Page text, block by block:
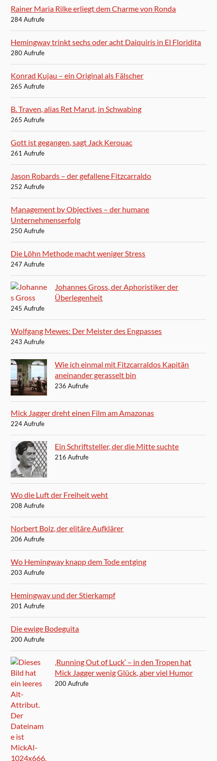
Rainer Maria Rilke erliegt dem Charme von Ronda
284 Aufrufe
Hemingway trinkt sechs oder acht Daiquirís in El Floridita
280 Aufrufe
Konrad Kujau – ein Original als Fälscher
265 Aufrufe
B. Traven, alias Ret Marut, in Schwabing
265 Aufrufe
Gott ist gegangen, sagt Jack Kerouac
261 Aufrufe
Jason Robards – der gefallene Fitzcarraldo
252 Aufrufe
Management by Objectives – der humane
Unternehmenserfolg
250 Aufrufe
Die Löhn Methode macht weniger Stress
247 Aufrufe
Johannes Gross, der Aphoristiker der
Überlegenheit
245 Aufrufe
Wolfgang Mewes: Der Meister des Engpasses
243 Aufrufe
Wie ich einmal mit Fitzcarraldos Kapitän
aneinander gerasselt bin
236 Aufrufe
Mick Jagger dreht einen Film am Amazonas
224 Aufrufe
Ein Schriftsteller, der die Mitte suchte
216 Aufrufe
Wo die Luft der Freiheit weht
208 Aufrufe
Norbert Bolz, der elitäre Aufklärer
206 Aufrufe
Wo Hemingway knapp dem Tode entging
203 Aufrufe
Hemingway und der Stierkampf
201 Aufrufe
Die ewige Bodeguita
200 Aufrufe
‚Running Out of Luck‘ – in den Tropen hat
Mick Jagger wenig Glück, aber viel Humor
200 Aufrufe